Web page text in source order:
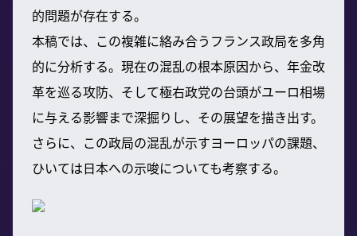
的問題が存在する。
本稿では、この複雑に絡み合うフランス政局を多角
的に分析する。現在の混乱の根本原因から、年金改
革を巡る攻防、そして極右政党の台頭がユーロ相場
に与える影響まで深掘りし、その展望を描き出す。
さらに、この政局の混乱が示すヨーロッパの課題、
ひいては日本への示唆についても考察する。